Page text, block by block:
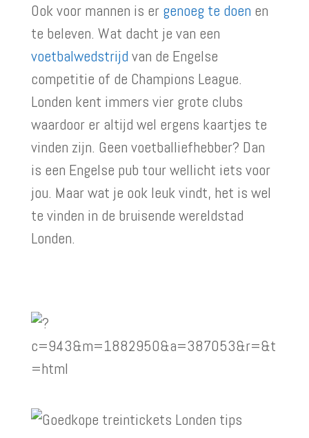
Ook voor mannen is er genoeg te doen en
te beleven. Wat dacht je van een
voetbalwedstrijd van de Engelse
competitie of de Champions League.
Londen kent immers vier grote clubs
waardoor er altijd wel ergens kaartjes te
vinden zijn. Geen voetballiefhebber? Dan
is een Engelse pub tour wellicht iets voor
jou. Maar wat je ook leuk vindt, het is wel
te vinden in de bruisende wereldstad
Londen.